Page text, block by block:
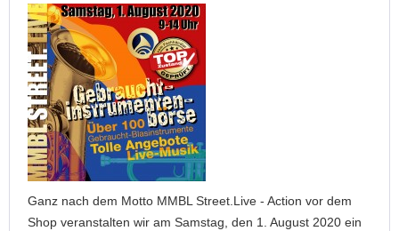
Ganz nach dem Motto MMBL Street.Live - Action vor dem
Shop veranstalten wir am Samstag, den 1. August 2020 ein